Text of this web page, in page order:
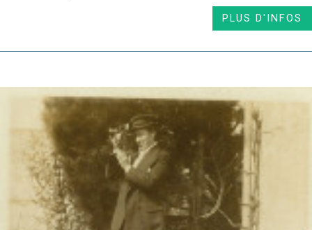
PLUS D'INFOS